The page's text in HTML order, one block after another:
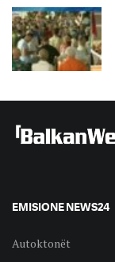
EMISIONE NEWS24
Autoktonët